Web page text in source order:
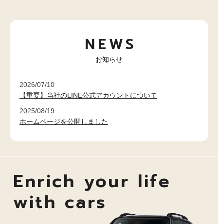
NEWS
お知らせ
2026/07/10
【重要】当社のLINE公式アカウントについて
2025/08/19
ホームページを公開しました
Enrich your life
with cars